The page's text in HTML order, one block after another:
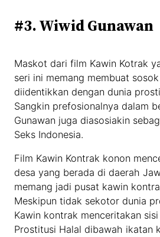
#3. Wiwid Gunawan
Maskot dari film Kawin Kotrak
seri ini memang membuat
diidentikkan dengan dunia
Sangkin prefosionalnya dalam
Gunawan juga diasosiakin
Seks Indonesia.
Film Kawin Kontrak konon
desa yang berada di daerah
memang jadi pusat kawin
Meskipun tidak sekotor dunia
Kawin kontrak menceritakan
Prostitusi Halal dibawah ikatan